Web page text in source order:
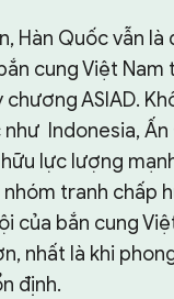
Hàn Quốc vẫn là
cung Việt Nam
ASIAD.
Indonesia,
lực lượng
tranh chấp
của bắn cung
nhất là khi
định.